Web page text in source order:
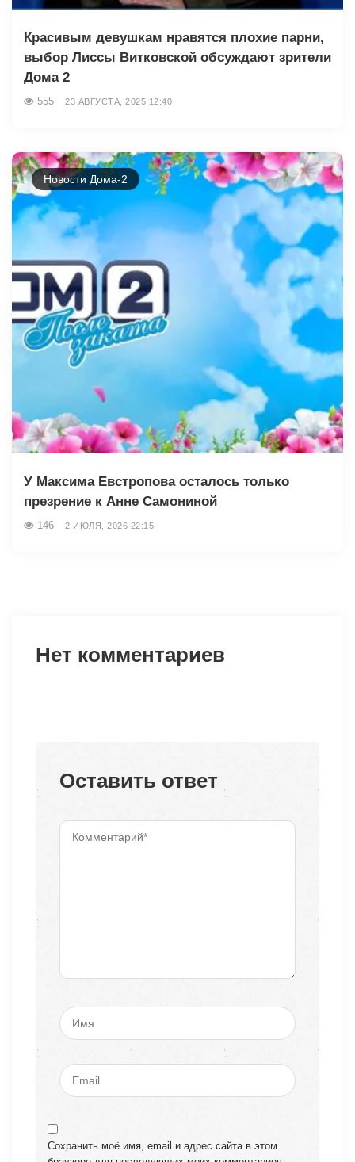
Красивым девушкам нравятся плохие парни,
выбор Лиссы Витковской обсуждают зрители
Дома 2
555 23 АВГУСТА, 2025 12:40
Новости Дома-2
У Максима Евстропова осталось только
презрение к Анне Самониной
146 2 ИЮЛЯ, 2026 22:15
Нет комментариев
Оставить ответ
Сохранить моё имя, email и адрес сайта в этом